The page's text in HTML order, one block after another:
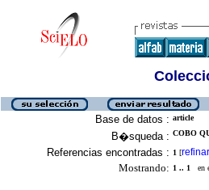
Base de datos : article
B�squeda : COBO
Referencias encontradas : 1 [refinar
Mostrando: 1 .. 1 en